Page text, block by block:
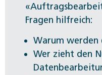
Fragen hilfreich:
Warum
Wer zieht den